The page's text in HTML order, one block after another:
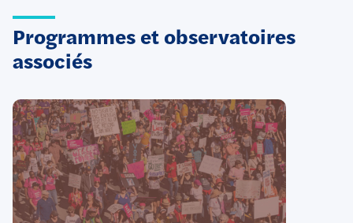
Programmes et observatoires
associés